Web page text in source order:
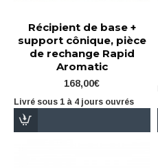
Récipient de base +
support cônique, pièce
de rechange Rapid
Aromatic
168,00€
Livré sous 1 à 4 jours ouvrés